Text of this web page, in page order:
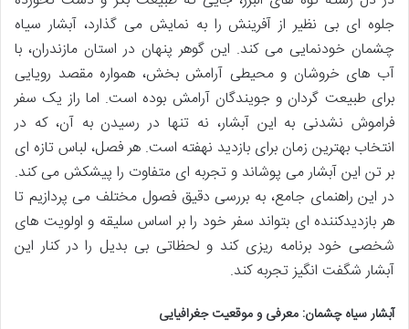
جلوه ای بی نظیر از آفرینش را به نمایش می گذارد، آبشار سیاه
چشمان خودنمایی می کند. این گوهر پنهان در استان مازندران، با
آب های خروشان و محیطی آرامش بخش، همواره مقصد رویایی
برای طبیعت گردان و جویندگان آرامش بوده است. اما راز یک سفر
فراموش نشدنی به این آبشار، نه تنها در رسیدن به آن، که در
انتخاب بهترین زمان برای بازدید نهفته است. هر فصل، لباس تازه ای
بر تن این آبشار می پوشاند و تجربه ای متفاوت را پیشکش می کند.
در این راهنمای جامع، به بررسی دقیق فصول مختلف می پردازیم تا
هر بازدیدکننده ای بتواند سفر خود را بر اساس سلیقه و اولویت های
شخصی خود برنامه ریزی کند و لحظاتی بی بدیل را در کنار این
آبشار شگفت انگیز تجربه کند.
آبشار سیاه چشمان: معرفی و موقعیت جغرافیایی